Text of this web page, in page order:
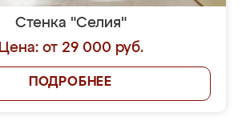
Стенка "Селия"
Цена: от 29 000 руб.
ПОДРОБНЕЕ